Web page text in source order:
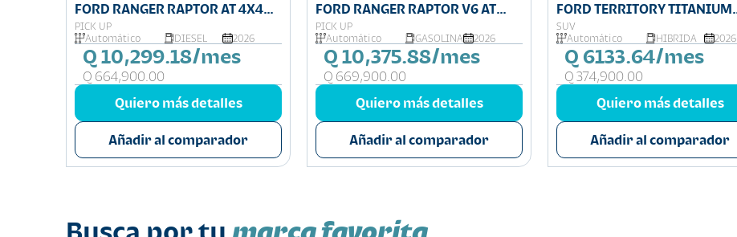
FORD RANGER RAPTOR AT 4X4
DIESEL
PICK UP
Automático
DIESEL 2026
Q 10,299.18/mes
Q 664,900.00
Quiero más detalles
Añadir al comparador
FORD RANGER RAPTOR V6 AT
4X4
PICK UP
Automático
GASOLINA 2026
Q 10,375.88/mes
Q 669,900.00
Quiero más detalles
Añadir al comparador
FORD TERRITORY TITANIUM
HYBRID
SUV
Automático
HIBRIDA 2026
Q 6133.64/mes
Q 374,900.00
Quiero más detalles
Añadir al comparador